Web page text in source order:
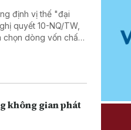
định vị thế "đại
quyết 10-NQ/TW,
chọn dòng vốn chất
không gian phát